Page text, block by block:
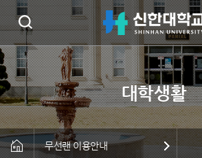
무선랜 이용안내